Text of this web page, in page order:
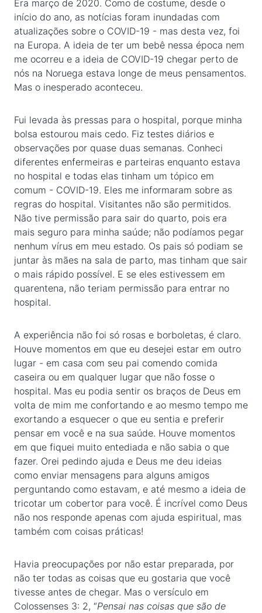
Era março de 2020. Como de costume, desde o
início do ano, as notícias foram inundadas com
atualizações sobre o COVID-19 - mas desta vez, foi
na Europa. A ideia de ter um bebê nessa época nem
me ocorreu e a ideia de COVID-19 chegar perto de
nós na Noruega estava longe de meus pensamentos.
Mas o inesperado aconteceu.
Fui levada às pressas para o hospital, porque minha
bolsa estourou mais cedo. Fiz testes diários e
observações por quase duas semanas. Conheci
diferentes enfermeiras e parteiras enquanto estava
no hospital e todas elas tinham um tópico em
comum - COVID-19. Eles me informaram sobre as
regras do hospital. Visitantes não são permitidos.
Não tive permissão para sair do quarto, pois era
mais seguro para minha saúde; não podíamos pegar
nenhum vírus em meu estado. Os pais só podiam se
juntar às mães na sala de parto, mas tinham que sair
o mais rápido possível. E se eles estivessem em
quarentena, não teriam permissão para entrar no
hospital.
A experiência não foi só rosas e borboletas, é claro.
Houve momentos em que eu desejei estar em outro
lugar - em casa com seu pai comendo comida
caseira ou em qualquer lugar que não fosse o
hospital. Mas eu podia sentir os braços de Deus em
volta de mim me confortando e ao mesmo tempo me
exortando a esquecer o que eu sentia e preferir
pensar em você e na sua saúde. Houve momentos
em que fiquei muito entediada e não sabia o que
fazer. Orei pedindo ajuda e Deus me deu ideias
como enviar mensagens para alguns amigos
perguntando como estavam, e até mesmo a ideia de
tricotar um cobertor para você. É incrível como Deus
não nos responde apenas com ajuda espiritual, mas
também com coisas práticas!
Havia preocupações por não estar preparada, por
não ter todas as coisas que eu gostaria que você
tivesse antes de chegar. Mas o versículo em
Colossenses 3: 2, “Pensai nas coisas que são de